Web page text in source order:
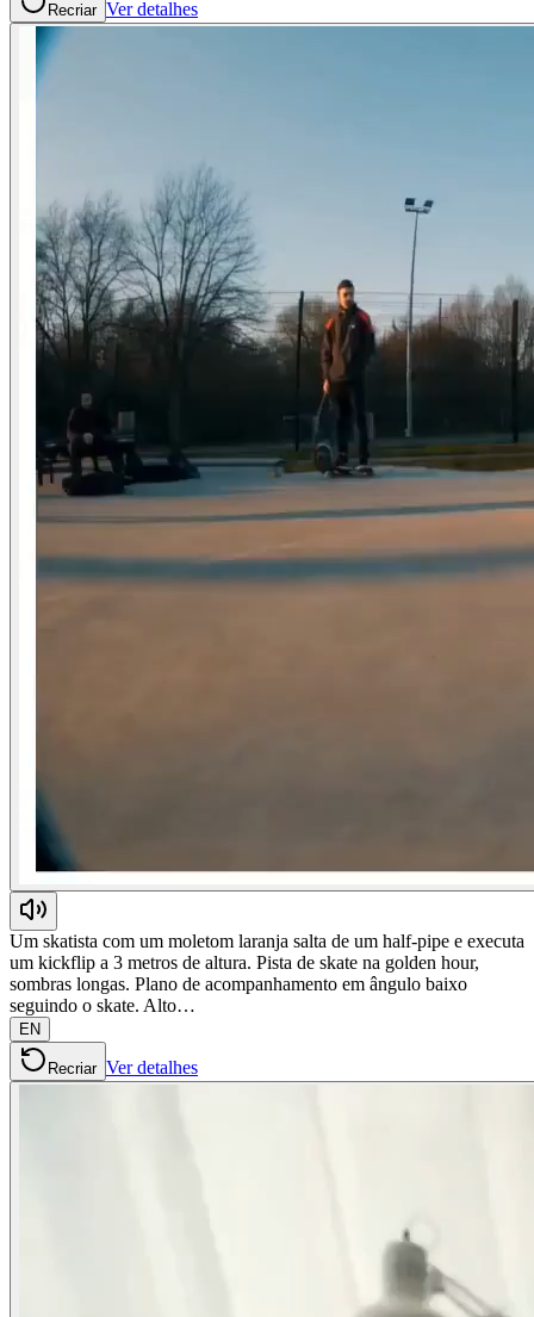
Recriar Ver detalhes
Um skatista com um moletom laranja salta de um half-pipe e executa
um kickflip a 3 metros de altura. Pista de skate na golden hour,
sombras longas. Plano de acompanhamento em ângulo baixo
seguindo o skate. Alto…
EN
Recriar Ver detalhes